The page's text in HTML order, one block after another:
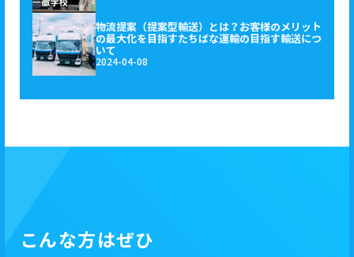
物流提案（提案型輸送）とは？お客様のメリット
の最大化を目指すたちばな運輸の目指す輸送につ
いて
2024-04-08
こんな方はぜひ